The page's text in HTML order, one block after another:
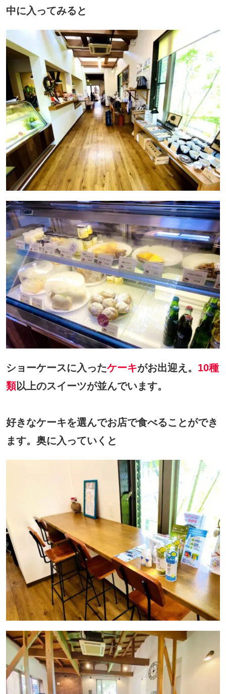
中に入ってみると
ショーケースに入ったケーキがお出迎え。 10種
類以上のスイーツが並んでいます。
好きなケーキを選んでお店で食べることができ
ます。奥に入っていくと